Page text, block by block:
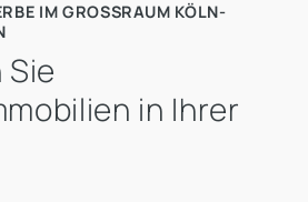
IM GROSSRAUM KÖLN-B
in Ihrer